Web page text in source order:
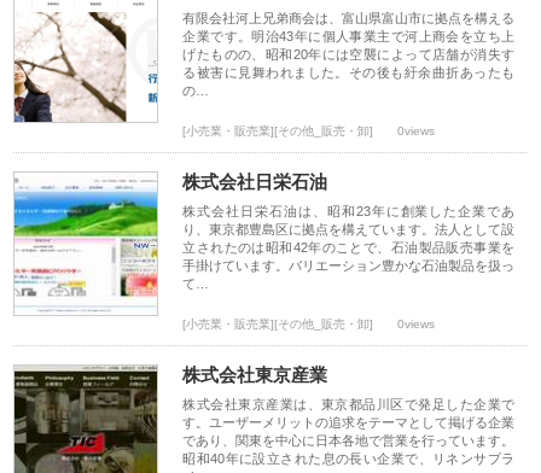
有限会社河上兄弟商会は、富山県富山市に拠点を構える
企業です。明治43年に個人事業主で河上商会を立ち上
げたものの、昭和20年には空襲によって店舗が消失す
る被害に見舞われました。その後も紆余曲折あったも
の…
[小売業・販売業][その他_販売・卸] 0views
株式会社日栄石油
株式会社日栄石油は、昭和23年に創業した企業であ
り、東京都豊島区に拠点を構えています。法人として設
立されたのは昭和42年のことで、石油製品販売事業を
手掛けています。バリエーション豊かな石油製品を扱っ
て…
[小売業・販売業][その他_販売・卸] 0views
株式会社東京産業
株式会社東京産業は、東京都品川区で発足した企業で
す。ユーザーメリットの追求をテーマとして掲げる企業
であり、関東を中心に日本各地で営業を行っています。
昭和40年に設立された息の長い企業で、リネンサプラ